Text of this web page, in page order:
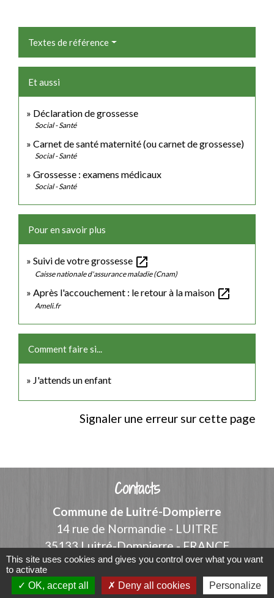
Textes de référence
Et aussi
Déclaration de grossesse
Social - Santé
Carnet de santé maternité (ou carnet de grossesse)
Social - Santé
Grossesse : examens médicaux
Social - Santé
Pour en savoir plus
Suivi de votre grossesse open_in_new
Caisse nationale d'assurance maladie (Cnam)
Après l'accouchement : le retour à la maison open_in_new
Ameli.fr
Comment faire si...
J'attends un enfant
Signaler une erreur sur cette page
Contacts
Commune de Luitré-Dompierre
14 rue de Normandie - LUITRE
35133 Luitré-Dompierre - FRANCE
+33 2 99 97 91 26
Contact par formulaire
This site uses cookies and gives you control over what you want
to activate
OK, accept all
Deny all cookies Personalize